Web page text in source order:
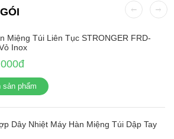
Miệng Túi Liên Tục STRONGER FRD-
Inox
sản phẩm
Dây Nhiệt Máy Hàn Miệng Túi Dập Tay